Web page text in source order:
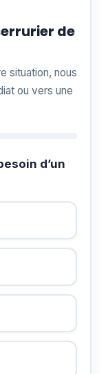
de
situation, nous
ou vers une
d’un